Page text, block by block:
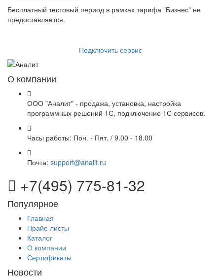
Бесплатный тестовый период в рамках тарифа "Бизнес" не
предоставляется.
Подключить сервис
О компании
ООО "Аналит" - продажа, установка, настройка
программных решений 1С, подключение 1С сервисов.
Часы работы: Пон. - Пят. / 9.00 - 18.00
Почта: support@analit.ru
+7(495) 775-81-32
Популярное
Главная
Прайс-листы
Каталог
О компании
Сертификаты
Новости